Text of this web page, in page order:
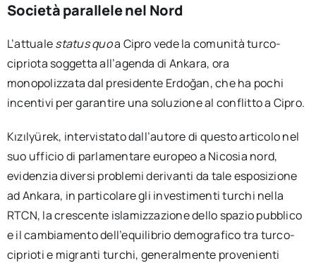
Società parallele nel Nord
L’attualestatus quoa Cipro vede la comunità turco-
cipriota soggetta all’agenda di Ankara, ora
monopolizzata dal presidente Erdoğan, che ha pochi
incentivi per garantire una soluzione al conflitto a Cipro.
Kızılyürek, intervistato dall’autore di questo articolo nel
suo ufficio di parlamentare europeo a Nicosia nord,
evidenzia diversi problemi derivanti da tale esposizione
ad Ankara, in particolare gli investimenti turchi nella
RTCN, la crescente islamizzazione dello spazio pubblico
e il cambiamento dell’equilibrio demografico tra turco-
ciprioti e migranti turchi, generalmente provenienti